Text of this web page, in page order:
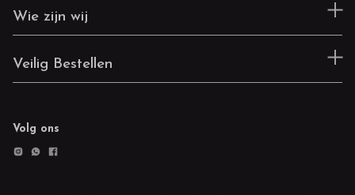
Wie zijn wij
Veilig Bestellen
Volg ons